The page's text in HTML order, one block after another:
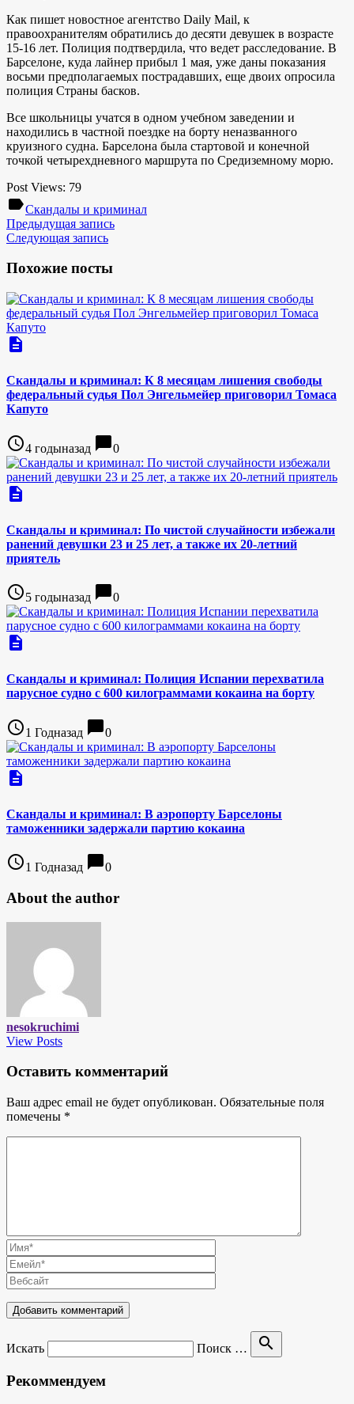
Как пишет новостное агентство Daily Mail, к
правоохранителям обратились до десяти девушек в возрасте
15-16 лет. Полиция подтвердила, что ведет расследование. В
Барселоне, куда лайнер прибыл 1 мая, уже даны показания
восьми предполагаемых пострадавших, еще двоих опросила
полиция Страны басков.
Все школьницы учатся в одном учебном заведении и
находились в частной поездке на борту неназванного
круизного судна. Барселона была стартовой и конечной
точкой четырехдневного маршрута по Средиземному морю.
Post Views: 79
labelСкандалы и криминал
Предыдущая запись
Следующая запись
Похожие посты
description
Скандалы и криминал: К 8 месяцам лишения свободы
федеральный судья Пол Энгельмейер приговорил Томаса
Капуто
access_time4 годыназад chat_bubble0
description
Скандалы и криминал: По чистой случайности избежали
ранений девушки 23 и 25 лет, а также их 20-летний
приятель
access_time5 годыназад chat_bubble0
description
Скандалы и криминал: Полиция Испании перехватила
парусное судно с 600 килограммами кокаина на борту
access_time1 Годназад chat_bubble0
description
Скандалы и криминал: В аэропорту Барселоны
таможенники задержали партию кокаина
access_time1 Годназад chat_bubble0
About the author
nesokruchimi
View Posts
Оставить комментарий
Ваш адрес email не будет опубликован. Обязательные поля
помечены *
Искать Поиск … search
Рекоммендуем